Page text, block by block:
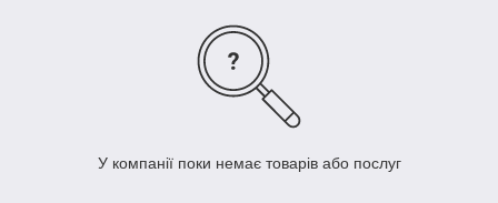
У компанії поки немає товарів або послуг